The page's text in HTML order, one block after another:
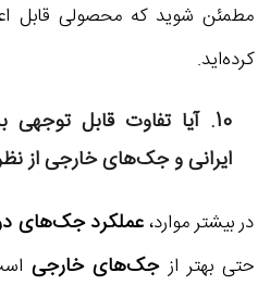
مطمئن شوید که محصولی قابل
کرده‌اید.
10. آیا تفاوت قابل توجهی بین
ایرانیو جک‌های خارجی از
در بیشتر موارد،عملکرد جک‌های
حتی بهتر ازجک‌های خارجی